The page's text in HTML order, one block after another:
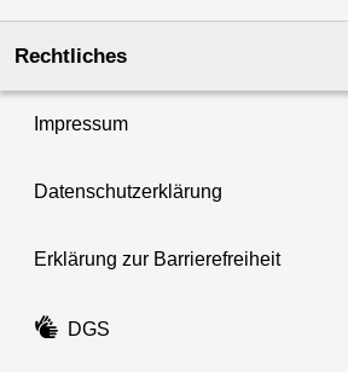
Rechtliches
Impressum
Datenschutzerklärung
Erklärung zur Barrierefreiheit
DGS